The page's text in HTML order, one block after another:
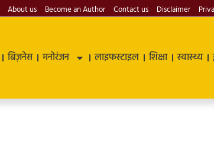
About us Become an Author Contact us Disclaimer
बिज़नेस मनोरंजन लाइफस्टाइल शिक्षा स्वास्थ्य